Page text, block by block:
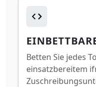
Betten Sie jedes
einsatzbereitem